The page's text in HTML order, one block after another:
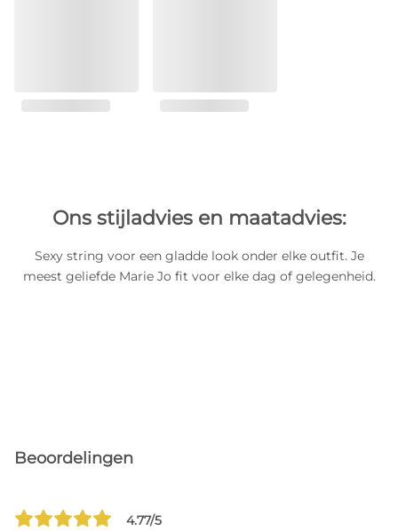
Ons stijladvies en maatadvies:
Sexy string voor een gladde look onder elke outfit. Je
meest geliefde Marie Jo fit voor elke dag of gelegenheid.
Beoordelingen
4.77/5